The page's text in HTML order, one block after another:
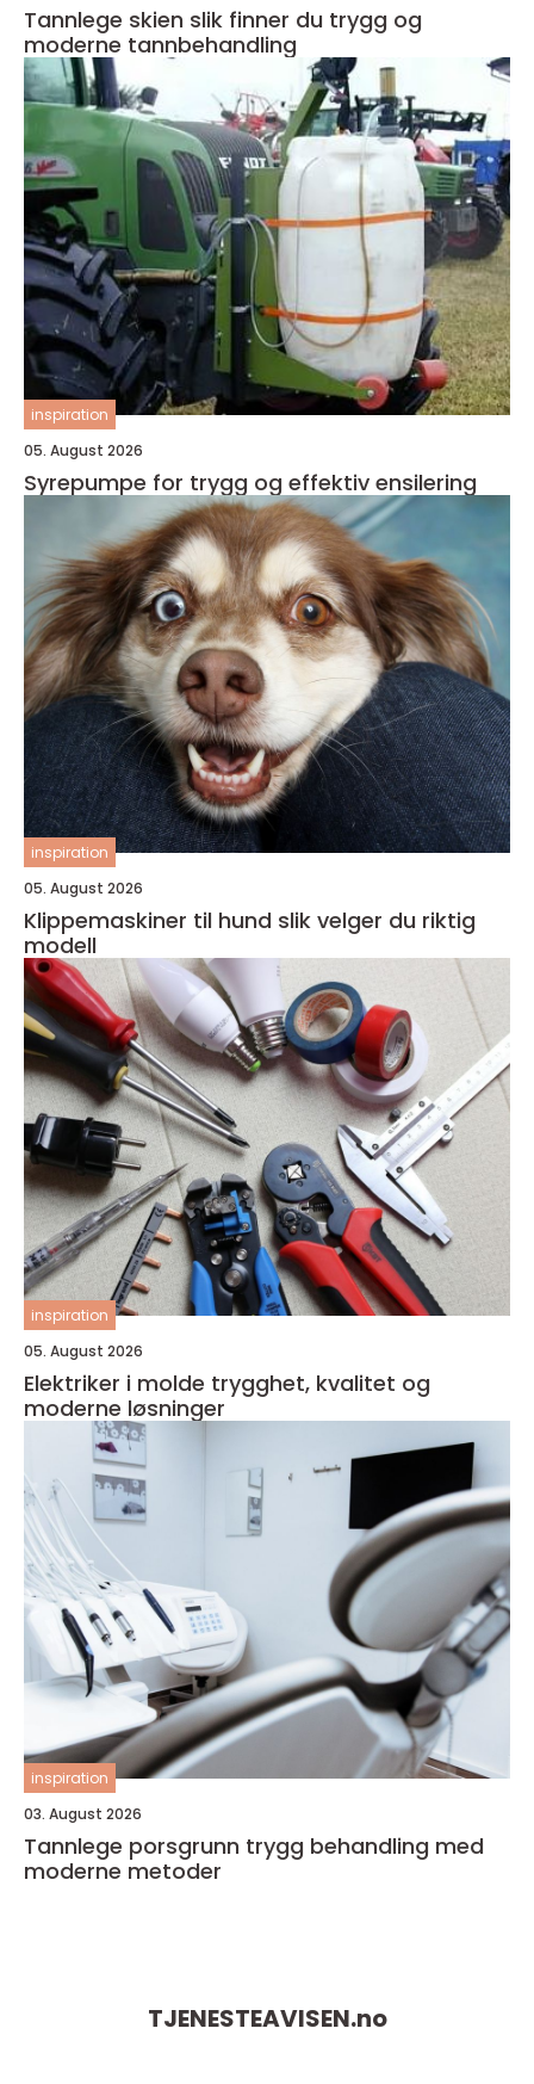
Tannlege skien slik finner du trygg og
moderne tannbehandling
inspiration
05. August 2026
Syrepumpe for trygg og effektiv ensilering
inspiration
05. August 2026
Klippemaskiner til hund slik velger du riktig
modell
inspiration
05. August 2026
Elektriker i molde trygghet, kvalitet og
moderne løsninger
inspiration
03. August 2026
Tannlege porsgrunn trygg behandling med
moderne metoder
TJENESTEAVISEN.no